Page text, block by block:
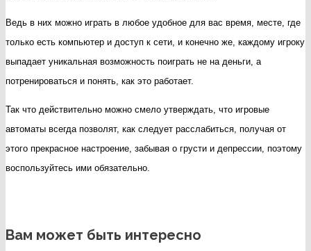
Ведь в них можно играть в любое удобное для вас время, месте, где
только есть компьютер и доступ к сети, и конечно же, каждому игроку
выпадает уникальная возможность поиграть не на деньги, а
потренироваться и понять, как это работает.
Так что действительно можно смело утверждать, что игровые
автоматы всегда позволят, как следует расслабиться, получая от
этого прекрасное настроение, забывая о грусти и депрессии, поэтому
воспользуйтесь ими обязательно.
Вам может быть интересно